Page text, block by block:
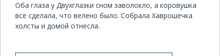
Оба глаза у Двухглазки сном заволокло, а коровушка
всё сделала, что велено было. Собрала Хаврошечка
холсты и домой отнесла.